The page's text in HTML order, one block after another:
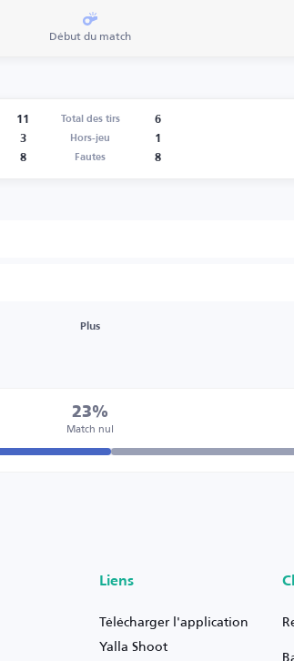
Début du match
11 Total des tirs
6
3
Hors-jeu
1
8
Fautes 8
Plus
23%
Match nul
Liens
Télécharger l'application
Yalla Shoot